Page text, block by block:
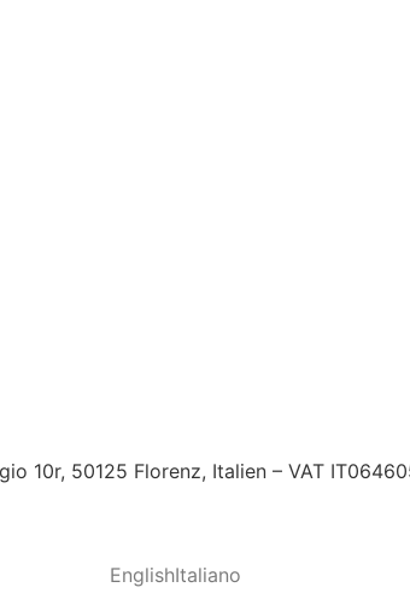
10r, 50125 Florenz, Italien – VAT
EnglishItaliano